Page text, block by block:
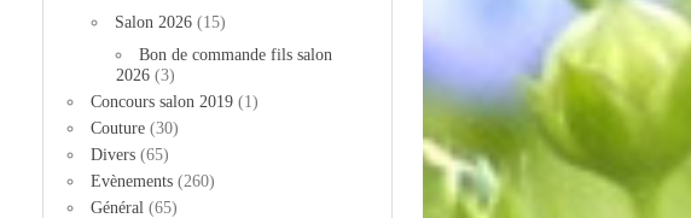
Salon 2026 (15)
Bon de commande fils salon
2026 (3)
Concours salon 2019 (1)
Couture (30)
Divers (65)
Evènements (260)
Général (65)